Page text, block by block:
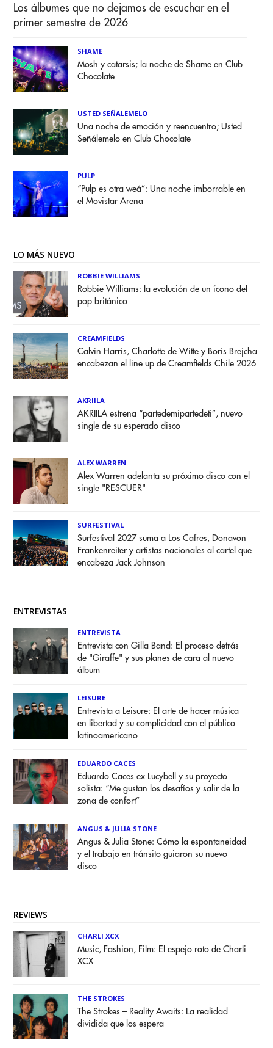
Los álbumes que no dejamos de escuchar en el
primer semestre de 2026
SHAME
Mosh y catarsis; la noche de Shame en Club
Chocolate
USTED SEÑALEMELO
Una noche de emoción y reencuentro; Usted
Señálemelo en Club Chocolate
PULP
“Pulp es otra weá”: Una noche imborrable en
el Movistar Arena
LO MÁS NUEVO
ROBBIE WILLIAMS
Robbie Williams: la evolución de un ícono del
pop británico
CREAMFIELDS
Calvin Harris, Charlotte de Witte y Boris Brejcha
encabezan el line up de Creamfields Chile 2026
AKRIILA
AKRIILA estrena “partedemipartedeti”, nuevo
single de su esperado disco
ALEX WARREN
Alex Warren adelanta su próximo disco con el
single "RESCUER"
SURFESTIVAL
Surfestival 2027 suma a Los Cafres, Donavon
Frankenreiter y artistas nacionales al cartel que
encabeza Jack Johnson
ENTREVISTAS
ENTREVISTA
Entrevista con Gilla Band: El proceso detrás
de "Giraffe" y sus planes de cara al nuevo
álbum
LEISURE
Entrevista a Leisure: El arte de hacer música
en libertad y su complicidad con el público
latinoamericano
EDUARDO CACES
Eduardo Caces ex Lucybell y su proyecto
solista: “Me gustan los desafíos y salir de la
zona de confort”
ANGUS & JULIA STONE
Angus & Julia Stone: Cómo la espontaneidad
y el trabajo en tránsito guiaron su nuevo
disco
REVIEWS
CHARLI XCX
Music, Fashion, Film: El espejo roto de Charli
XCX
THE STROKES
The Strokes – Reality Awaits: La realidad
dividida que los espera